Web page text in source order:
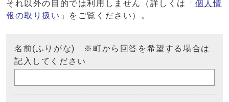
それ以外の目的では利用しません（詳しくは「 個人情
報の取り扱い 」をご覧ください）。
名前(ふりがな) ※町から回答を希望する場合は
記入してください